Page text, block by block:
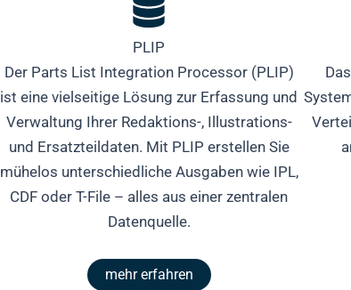
PLIP
Der Parts List Integration Processor (PLIP)
ist eine vielseitige Lösung zur Erfassung und
Verwaltung Ihrer Redaktions-, Illustrations-
und Ersatzteildaten. Mit PLIP erstellen Sie
mühelos unterschiedliche Ausgaben wie IPL,
CDF oder T-File – alles aus einer zentralen
Datenquelle.
mehr erfahren